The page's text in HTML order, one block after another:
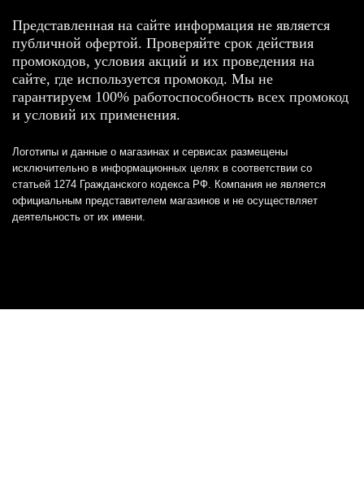
Представленная на сайте информация не является
публичной офертой. Проверяйте срок действия
промокодов, условия акций и их проведения на
сайте, где используется промокод. Мы не
гарантируем 100% работоспособность всех промокод
и условий их применения.
Логотипы и данные о магазинах и сервисах размещены
исключительно в информационных целях в соответствии со
статьей 1274 Гражданского кодекса РФ. Компания не является
официальным представителем магазинов и не осуществляет
деятельность от их имени.